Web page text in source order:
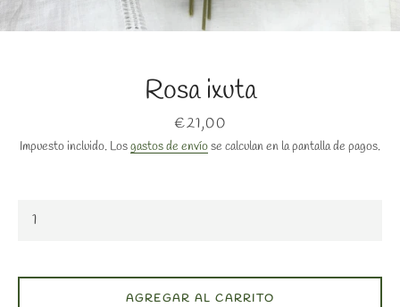
BUSCAR
Rosa ixuta
Precio
€21,00
Impuesto incluido. Losgastos de envíose calculan en la pantalla de pagos.
AGREGAR AL CARRITO